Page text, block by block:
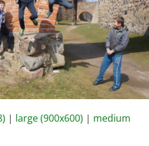
| large (900x600) | medium